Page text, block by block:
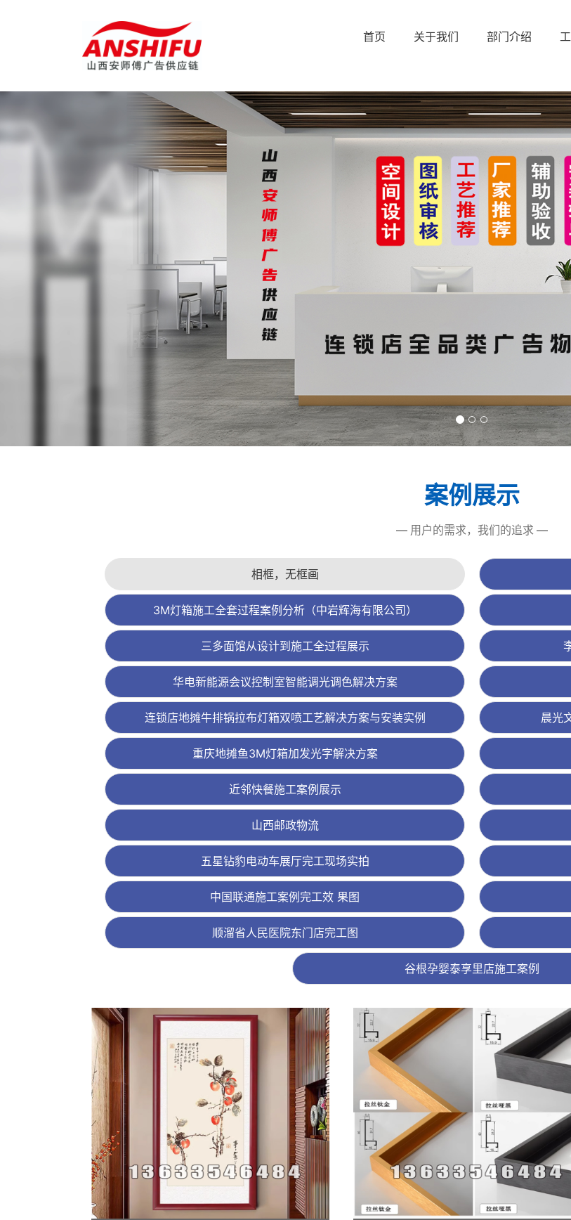
首页 关于我们 部门介绍
案例展示
— 用户的需求，我们的追求 —
相框，无框画
3M灯箱施工全套过程案例分析（中岩辉海有限公司）
三多面馆从设计到施工全过程展示
华电新能源会议控制室智能调光调色解决方案
连锁店地摊牛排锅拉布灯箱双喷工艺解决方案与安装实例 晨光
重庆地摊鱼3M灯箱加发光字解决方案
近邻快餐施工案例展示
山西邮政物流
五星钻豹电动车展厅完工现场实拍
中国联通施工案例完工效 果图
顺溜省人民医院东门店完工图
谷根孕婴泰享里店施工案例